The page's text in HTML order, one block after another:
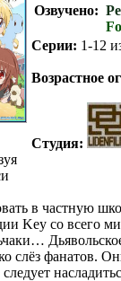
Озвучено:
Серии: 1-12
Возрастное
Студия:
в частную
Key со всего
слёз фанатов.